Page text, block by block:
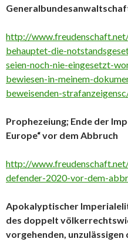
http://
behauptet-die-
seien-noch-nie-eingesetzt-
bewiesen-in-meinem-
beweisenden-
Prophezeiung; Ende der
Europe“ vor dem Abbruch
http://
defender-2020-vor-dem-
Apokalyptischer
des doppelt
vorgehenden, unzulässigen